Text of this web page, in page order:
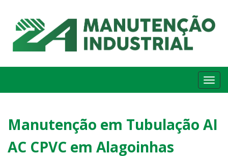
Manutenção em Tubulação AI
AC CPVC em Alagoinhas